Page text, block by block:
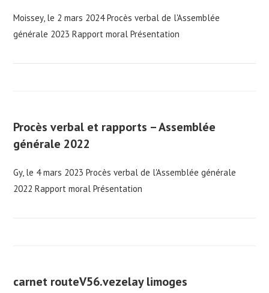
Moissey, le 2 mars 2024 Procès verbal de l'Assemblée
générale 2023 Rapport moral Présentation
Procès verbal et rapports – Assemblée
générale 2022
Gy, le 4 mars 2023 Procès verbal de l'Assemblée générale
2022 Rapport moral Présentation
carnet routeV56.vezelay limoges